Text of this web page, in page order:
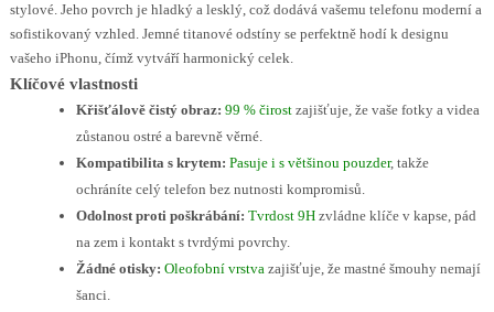
stylové. Jeho povrch je hladký a lesklý, což dodává vašemu telefonu moderní a
sofistikovaný vzhled. Jemné titanové odstíny se perfektně hodí k designu
vašeho iPhonu, čímž vytváří harmonický celek.
Klíčové vlastnosti
Křišťálově čistý obraz: 99 % čirostzajišťuje, že vaše fotky a videa
zůstanou ostré a barevně věrné.
Kompatibilita s krytem: Pasuje i s většinou pouzder, takže
ochráníte celý telefon bez nutnosti kompromisů.
Odolnost proti poškrábání: Tvrdost 9Hzvládne klíče v kapse, pád
na zem i kontakt s tvrdými povrchy.
Žádné otisky: Oleofobní vrstvazajišťuje, že mastné šmouhy nemají
šanci.